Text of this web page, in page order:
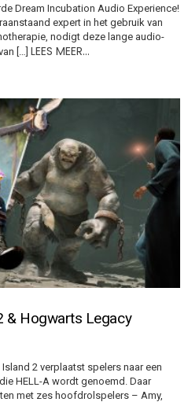
Dream Incubation Audio Experience!
expert in het gebruik van
nodigt deze lange audio-
[…] LEES MEER…
& Hogwarts Legacy
2 verplaatst spelers naar een
HELL-A wordt genoemd. Daar
met zes hoofdrolspelers – Amy,